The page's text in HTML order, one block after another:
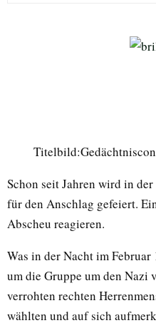
Schon seit Jahren wird in
für den Anschlag gefeiert.
Abscheu reagieren.
Was in der Nacht im
um die Gruppe um den Nazi
verrohten rechten
wählten und auf sich